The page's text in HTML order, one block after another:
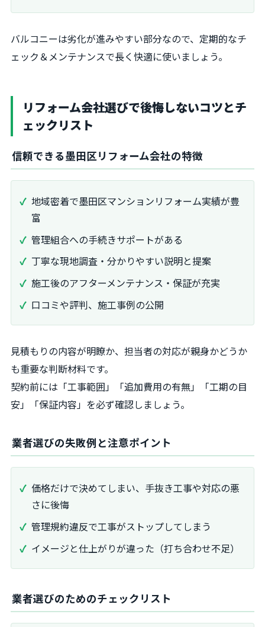
バルコニーは劣化が進みやすい部分なので、定期的なチ
ェック＆メンテナンスで長く快適に使いましょう。
リフォーム会社選びで後悔しないコツとチ
ェックリスト
信頼できる墨田区リフォーム会社の特徴
地域密着で墨田区マンションリフォーム実績が豊
富
管理組合への手続きサポートがある
丁寧な現地調査・分かりやすい説明と提案
施工後のアフターメンテナンス・保証が充実
口コミや評判、施工事例の公開
見積もりの内容が明瞭か、担当者の対応が親身かどうか
も重要な判断材料です。
契約前には「工事範囲」「追加費用の有無」「工期の目
安」「保証内容」を必ず確認しましょう。
業者選びの失敗例と注意ポイント
価格だけで決めてしまい、手抜き工事や対応の悪
さに後悔
管理規約違反で工事がストップしてしまう
イメージと仕上がりが違った（打ち合わせ不足）
業者選びのためのチェックリスト